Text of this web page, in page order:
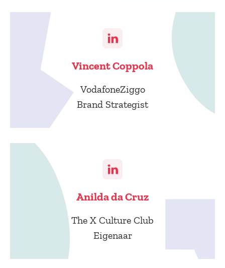
Vincent Coppola
VodafoneZiggo
Brand Strategist
Anilda da Cruz
The X Culture Club
Eigenaar